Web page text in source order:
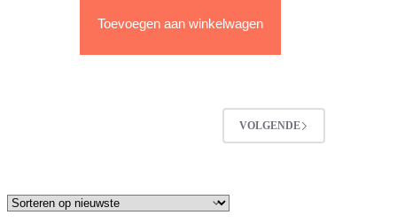
Toevoegen aan winkelwagen
VOLGENDE